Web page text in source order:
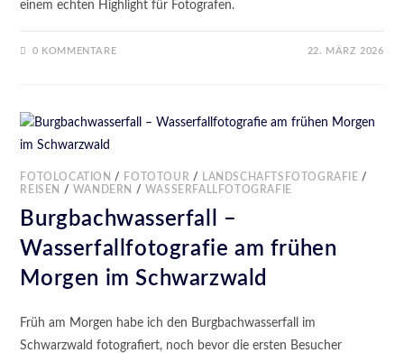
einem echten Highlight für Fotografen.
0 KOMMENTARE 22. MÄRZ 2026
FOTOLOCATION / FOTOTOUR / LANDSCHAFTSFOTOGRAFIE /
REISEN
/ WANDERN / WASSERFALLFOTOGRAFIE
Burgbachwasserfall –
Wasserfallfotografie am frühen
Morgen im Schwarzwald
Früh am Morgen habe ich den Burgbachwasserfall im
Schwarzwald fotografiert, noch bevor die ersten Besucher